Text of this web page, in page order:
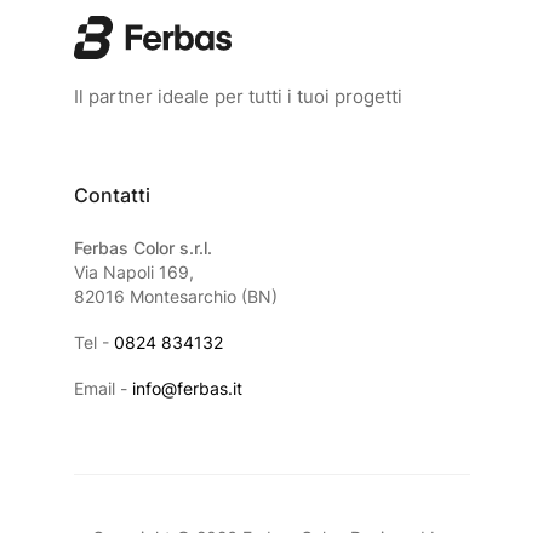
Il partner ideale per tutti i tuoi progetti
Contatti
Ferbas Color s.r.l.
Via Napoli 169,
82016 Montesarchio (BN)
Tel - 0824 834132
Email - info@ferbas.it